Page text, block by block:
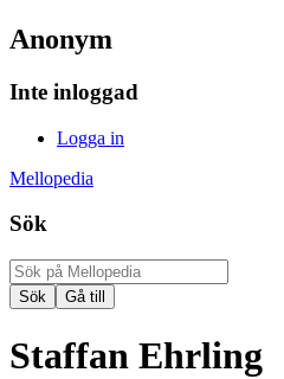
Anonym
Inte inloggad
Logga in
Mellopedia
Sök
Staffan Ehrling